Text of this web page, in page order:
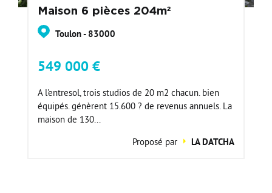
Maison 6 pièces 204m²
Toulon - 83000
549 000 €
A l'entresol, trois studios de 20 m2 chacun. bien
équipés. génèrent 15.600 ? de revenus annuels. La
maison de 130...
Proposé par
LA DATCHA